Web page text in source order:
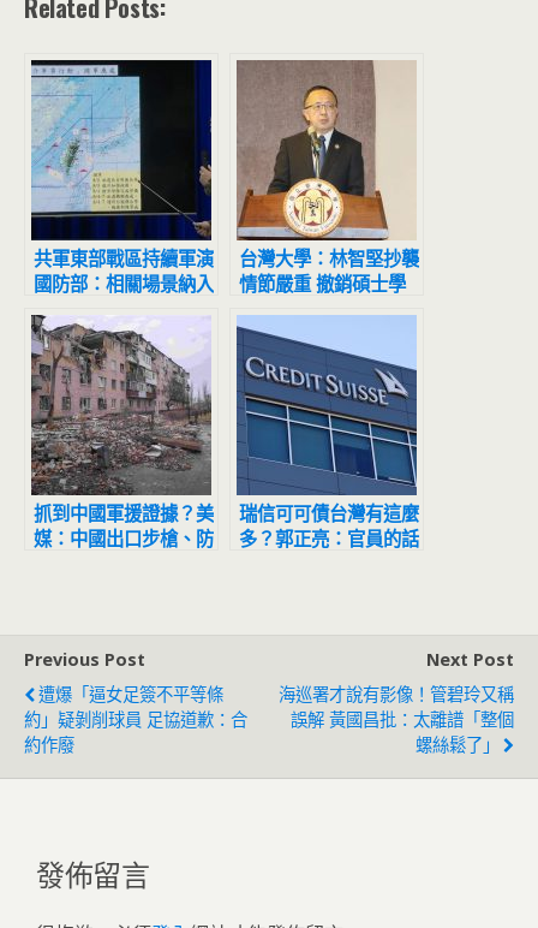
共軍東部戰區持續軍演
國防部：相關場景納入
國軍防衛作戰想定
台灣大學：林智堅抄襲
情節嚴重 撤銷碩士學
位
抓到中國軍援證據？美
媒：中國出口步槍、防
瑞信可可債台灣有這麼
多？郭正亮：官員的話
Previous Post
遭爆「逼女足簽不平等條
約」疑剝削球員 足協道歉：合
約作廢
Next Post
海巡署才說有影像！管碧玲又稱
誤解 黃國昌批：太離譜「整個
螺絲鬆了」
發佈留言